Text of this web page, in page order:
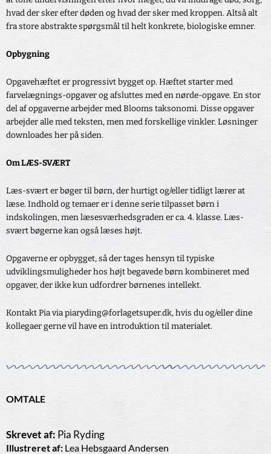
hvad der sker efter døden og hvad der sker med kroppen. Altså alt
fra store abstrakte spørgsmål til helt konkrete, biologiske emner.
Opbygning
Opgavehæftet er progressivt bygget op. Hæftet starter med
farvelægnings-opgaver og afsluttes med en nørde-opgave. En stor
del af opgaverne arbejder med Blooms taksonomi. Disse opgaver
arbejder alle med teksten, men med forskellige vinkler. Løsninger
downloades her på siden.
Om LÆS-SVÆRT
Læs-svært er bøger til børn, der hurtigt og/eller tidligt lærer at
læse. Indhold og temaer er i denne serie tilpasset børn i
indskolingen, men læsesværhedsgraden er ca. 4. klasse. Læs-
svært bøgerne kan også læses højt.
Opgaverne er opbygget, så der tages hensyn til typiske
udviklingsmuligheder hos højt begavede børn kombineret med
opgaver, der ikke kun udfordrer børnenes intellekt.
Kontakt Pia via piaryding@forlagetsuper.dk, hvis du og/eller dine
kollegaer gerne vil have en introduktion til materialet.
OMTALE
Skrevet af:Pia Ryding
Illustreret af: Lea Hebsgaard Andersen